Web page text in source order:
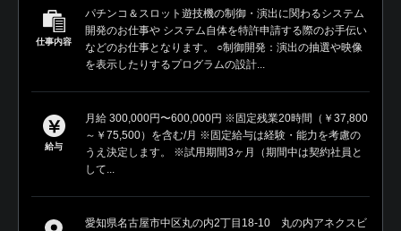
仕事内容
パチンコ＆スロット遊技機の制御・演出に関わるシステム
開発のお仕事や システム自体を特許申請する際のお手伝い
などのお仕事となります。 ○制御開発：演出の抽選や映像
を表示したりするプログラムの設計...
給与
月給 300,000円〜600,000円 ※固定残業20時間（￥37,800
～￥75,500）を含む/月 ※固定給与は経験・能力を考慮の
うえ決定します。 ※試用期間3ヶ月（期間中は契約社員と
して...
愛知県名古屋市中区丸の内2丁目18-10 丸の内アネクスビ